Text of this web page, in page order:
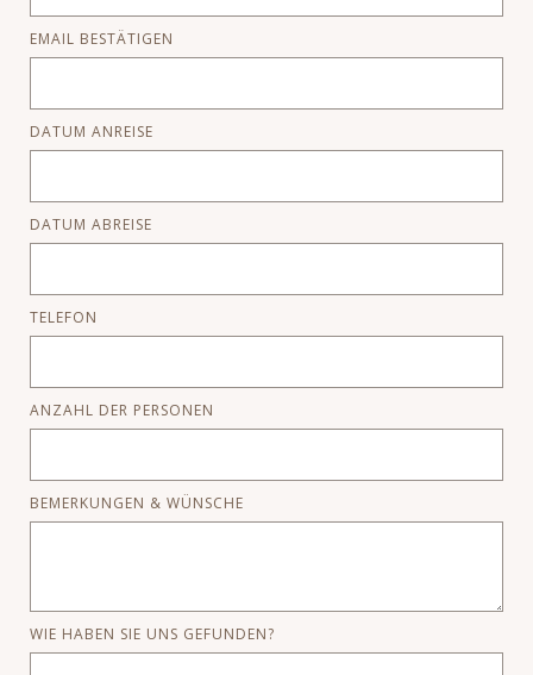
EMAIL BESTÄTIGEN
DATUM ANREISE
DATUM ABREISE
TELEFON
ANZAHL DER PERSONEN
BEMERKUNGEN & WÜNSCHE
WIE HABEN SIE UNS GEFUNDEN?